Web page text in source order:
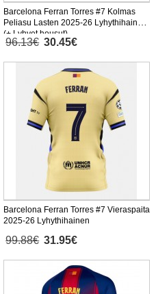
Barcelona Ferran Torres #7 Kolmas
Peliasu Lasten 2025-26 Lyhythihainen
(+ Lyhyet housut)
96.13€ 30.45€
Barcelona Ferran Torres #7 Vieraspaita
2025-26 Lyhythihainen
99.88€ 31.95€